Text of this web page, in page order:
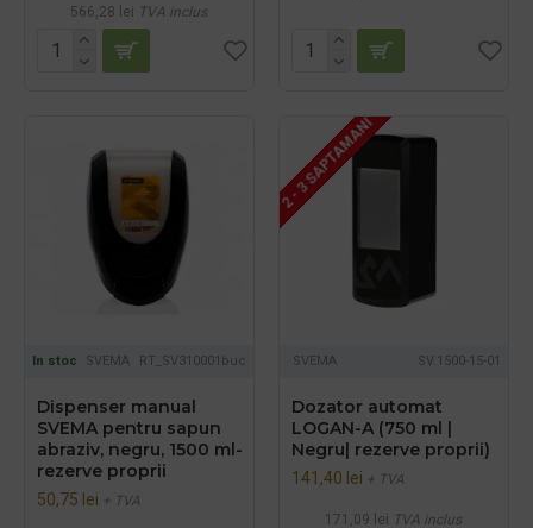
566,28 lei TVA inclus
In stoc SVEMA RT_SV310001buc
Dispenser manual
SVEMA pentru sapun
abraziv, negru, 1500 ml-
rezerve proprii
50,75 lei + TVA
2 - 3 SAPTAMANI
SVEMA SV.1500-15-01
Dozator automat
LOGAN-A (750 ml |
Negru| rezerve proprii)
141,40 lei + TVA
171,09 lei TVA inclus